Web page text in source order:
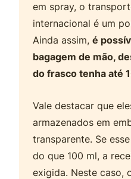
em spray, o
internacional é um
Ainda assim,é
bagagem de mão,
do frasco tenha até
Vale destacar que
armazenados em
transparente. Se
do que 100 ml, a
exigida. Neste caso,